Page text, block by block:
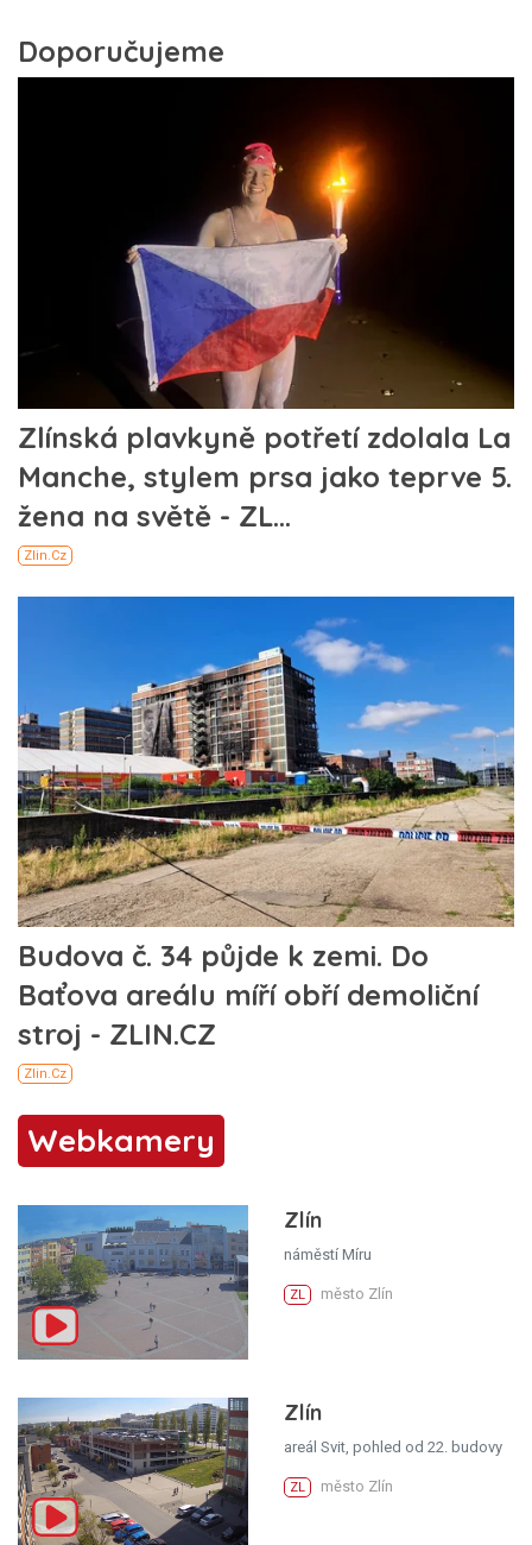
Webkamery
Zlín
náměstí Míru
ZL město Zlín
Zlín
areál Svit, pohled od 22. budovy
ZL město Zlín